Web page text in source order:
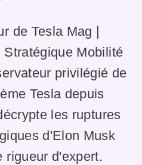
de Tesla Mag |
Stratégique Mobilité
privilégié de
Tesla depuis
les ruptures
d'Elon Musk
rigueur d'expert.